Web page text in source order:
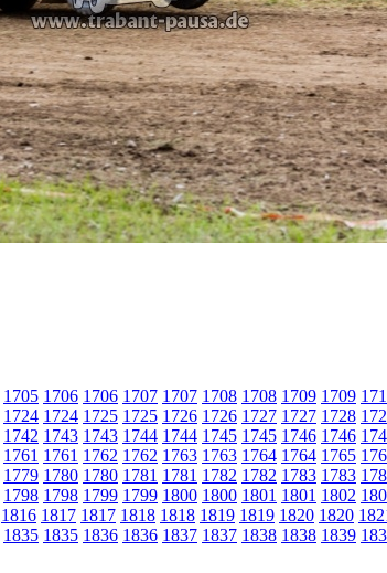
1705 1706 1706 1707 1707 1708 1708 1709 1709
1724 1724 1725 1725 1726 1726 1727 1727 1728
1742 1743 1743 1744 1744 1745 1745 1746 1746
1761 1761 1762 1762 1763 1763 1764 1764 1765
1779 1780 1780 1781 1781 1782 1782 1783 1783
1798 1798 1799 1799 1800 1800 1801 1801 1802
1816 1817 1817 1818 1818 1819 1819 1820 1820
1835 1835 1836 1836 1837 1837 1838 1838 1839